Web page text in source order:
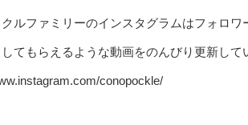
ルファミリーのインスタグラムはフォロワ
してもらえるような動画をのんびり更新して
conopockle/